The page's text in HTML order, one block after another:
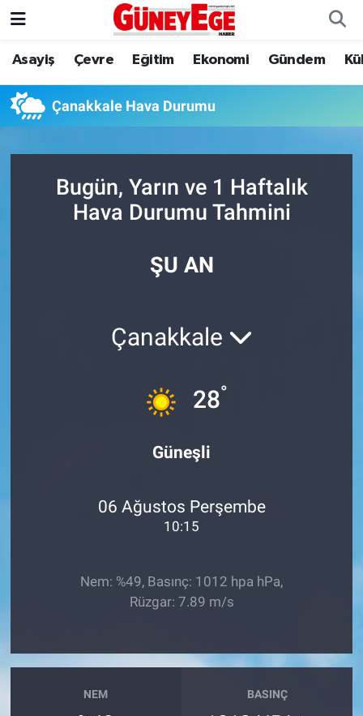
Asayiş Çevre Eğitim Ekonomi Gündem
Çanakkale Hava Durumu
Bugün, Yarın ve 1 Haftalık
Hava Durumu Tahmini
ŞU AN
Çanakkale
28°
Güneşli
06 Ağustos Perşembe
10:15
Nem: %49, Basınç: 1012 hpa hPa,
Rüzgar: 7.89 m/s
NEM BASINÇ
Asayiş
Çevre
Ekonomi
İstanbul Hava Durumu
İstanbul Trafik Yoğunluk Haritası
Tüm Manşetler